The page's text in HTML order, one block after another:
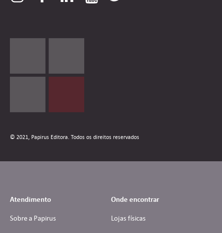
© 2021, Papirus Editora. Todos os direitos reservados
Atendimento
Sobre a Papirus
Onde encontrar
Lojas físicas